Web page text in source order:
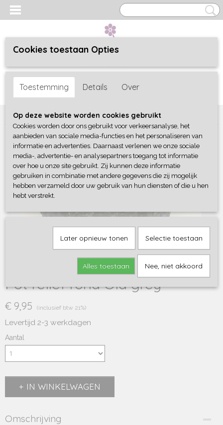
Inloggen Registreren
Home >Woonaccessoires>Landelijk> Pot reliëf rond Old grey
Pot reliëf rond Old grey
€ 9,95 (inclusief btw 21%)
Levertijd 2-3 werkdagen
Aantal
IN WINKELWAGEN
Omschrijving
Cookies toestaan Opties
Toestemming Details Over
Op deze website worden cookies gebruikt
Cookies worden door ons gebruikt voor verkeersanalyse, het
aanbieden van sociale media-functies en het personaliseren van
informatie en advertenties. Daarnaast verlenen we onze sociale
media-, advertentie- en analysepartners toegang tot informatie
over hoe u onze site gebruikt. Zij kunnen deze informatie
gebruiken in combinatie met andere gegevens die zij mogelijk
hebben verzameld door uw gebruik van hun diensten of die u hen
hebt verstrekt.
Later opnieuw tonen Selectie toestaan
Alles toestaan Nee, niet akkoord